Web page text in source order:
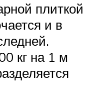
плиткой
и в
кг на 1 м